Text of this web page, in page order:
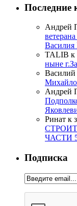
Последние
Андрей
Василия
TALIB к
ныне
Василий
Андрей
Ринат к
ЧАСТИ
Подписка